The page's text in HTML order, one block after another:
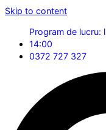
Skip to content
Program de
14:00
0372 727 327